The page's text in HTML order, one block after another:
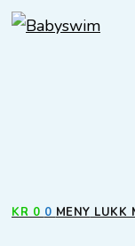
Søkeresultater
KR 0 0 MENY LUKK